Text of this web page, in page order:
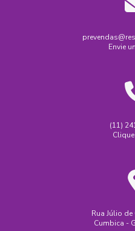
Envie
(11)
Rua Júlio
Cumbica -